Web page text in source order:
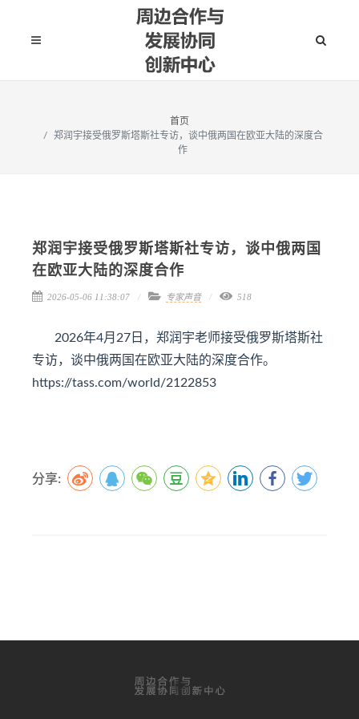
首页
郑润宇接受俄罗斯塔斯社专访，谈中俄两国在欧亚大陆的深度合
作
郑润宇接受俄罗斯塔斯社专访，谈中俄两国
在欧亚大陆的深度合作
2026-05-06 11:38:07 专家声音 518
2026年4月27日，郑润宇老师接受俄罗斯塔斯社
专访，谈中俄两国在欧亚大陆的深度合作。
https://tass.com/world/2122853
分享: